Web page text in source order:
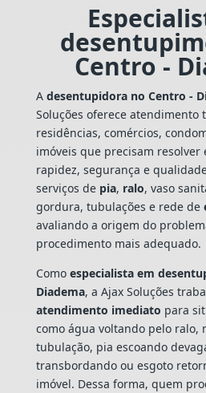
Centro -
A desentupidora no Centro -
Soluções oferece atendimento
residências, comércios,
imóveis que precisam resolver
rapidez, segurança e
serviços de pia, ralo, vaso
gordura, tubulações e rede de
avaliando a origem do
procedimento mais adequado.
Como especialista em
Diadema, a Ajax Soluções
atendimento imediato para
como água voltando pelo ralo,
tubulação, pia escoando
transbordando ou esgoto
imóvel. Dessa forma, quem